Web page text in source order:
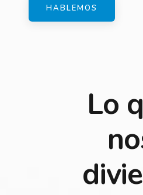
HABLEMOS
Lo